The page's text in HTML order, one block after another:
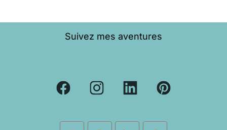
Suivez mes aventures